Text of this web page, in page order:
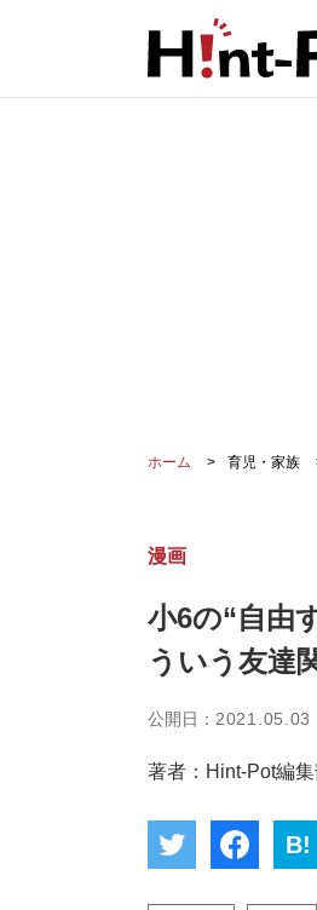
ホーム 育児・家族
漫画
小6の“自由
ういう友達
公開日： 2021.05.03
著者：Hint-Pot編集
B!